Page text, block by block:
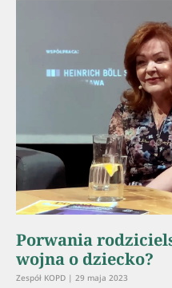
Porwania
wojna o dziecko?
Zespół KOPD 29 maja 2023